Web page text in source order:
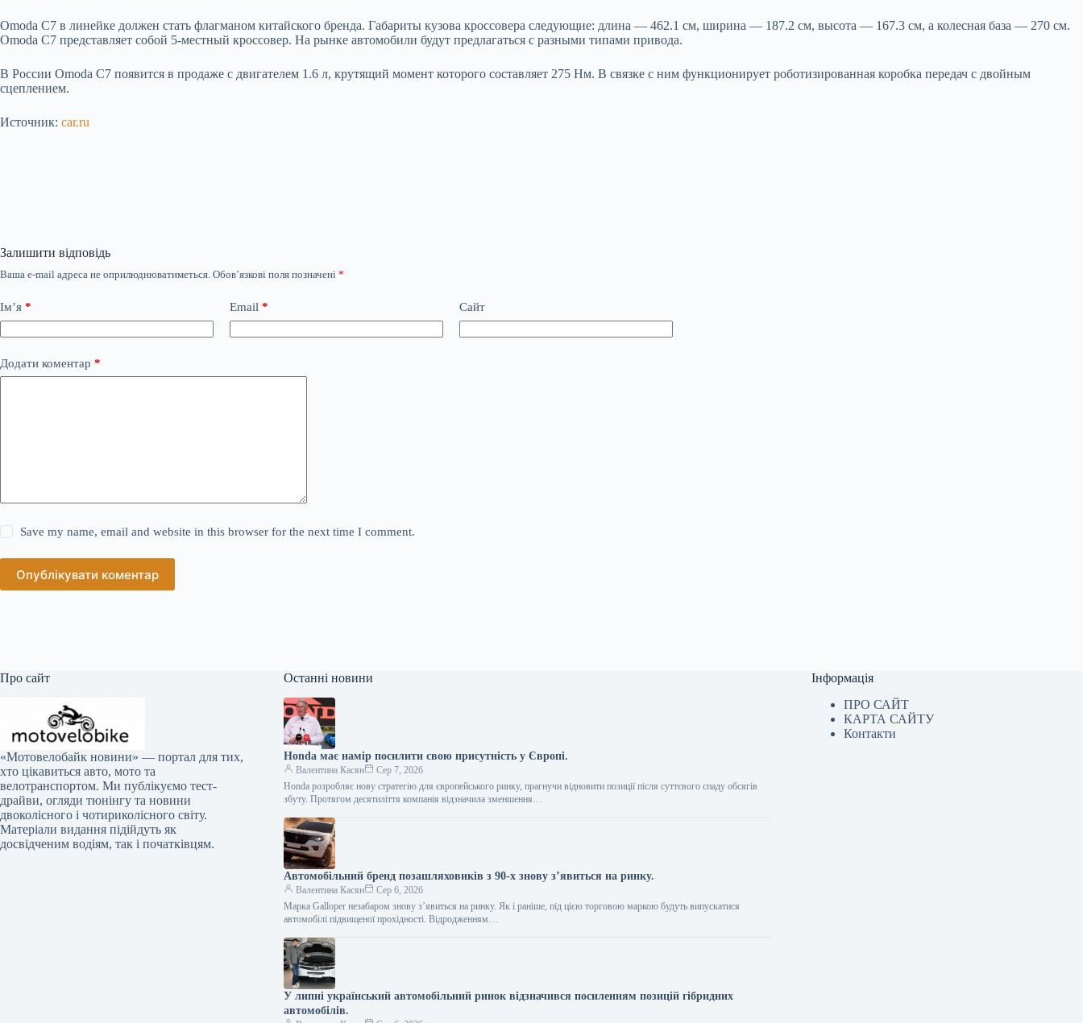
Omoda C7 в линейке должен стать флагманом китайского бренда. Габариты кузова кроссовера следующие: длина — 462.1 см, ширина — 187.2 см, высота — 167.3 см, а колесная база — 270 см.
Omoda C7 представляет собой 5-местный кроссовер. На рынке автомобили будут предлагаться с разными типами привода.
В России Omoda C7 появится в продаже с двигателем 1.6 л, крутящий момент которого составляет 275 Нм. В связке с ним функционирует роботизированная коробка передач с двойным
сцеплением.
Источник: car.ru
Залишити відповідь
Ваша e-mail адреса не оприлюднюватиметься. Обов’язкові поля позначені *
Ім’я * Email * Сайт
Додати коментар *
Save my name, email and website in this browser for the next time I comment.
Опублікувати коментар
Про сайт
«Мотовелобайк новини» — портал для тих,
хто цікавиться авто, мото та
велотранспортом. Ми публікуємо тест-
драйви, огляди тюнінгу та новини
двоколісного і чотириколісного світу.
Матеріали видання підійдуть як
досвідченим водіям, так і початківцям.
Останні новини
Honda має намір посилити свою присутність у Європі.
Валентина Касян
Сер 7, 2026
Honda розробляє нову стратегію для європейського ринку, прагнучи відновити позиції після суттєвого спаду обсягів
збуту. Протягом десятиліття компанія відзначила зменшення…
Автомобільний бренд позашляховиків з 90-х знову з’явиться на ринку.
Валентина Касян
Сер 6, 2026
Марка Galloper незабаром знову з’явиться на ринку. Як і раніше, під цією торговою маркою будуть випускатися
автомобілі підвищеної прохідності. Відродженням…
У липні український автомобільний ринок відзначився посиленням позицій гібридних
автомобілів.
Інформація
ПРО САЙТ
КАРТА САЙТУ
Контакти